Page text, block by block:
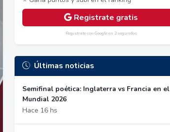
Registrate gratis
Registrate con Google en 2 segundos
Últimas noticias
Semifinal poética: Inglaterra vs Francia en el
Mundial 2026
Hace 16 hs